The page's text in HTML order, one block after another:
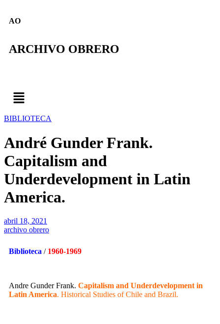
AO
ARCHIVO OBRERO
BIBLIOTECA
André Gunder Frank.
Capitalism and
Underdevelopment in Latin
America.
abril 18, 2021
archivo obrero
Biblioteca / 1960-1969
Andre Gunder Frank. Capitalism and Underdevelopment in
Latin America. Historical Studies of Chile and Brazil.